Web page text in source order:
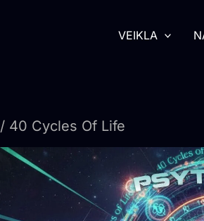
VEIKLA
/ 40 Cycles Of Life